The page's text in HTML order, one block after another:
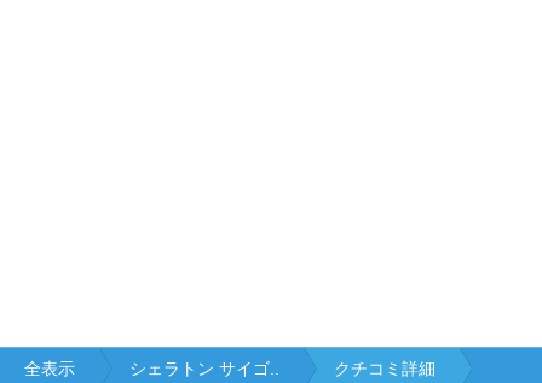
全表示 シェラトン サイゴ.. クチコミ詳細